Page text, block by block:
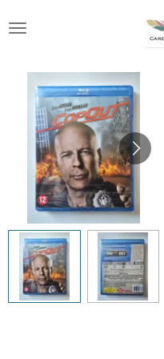
direct
hoofdinhoud